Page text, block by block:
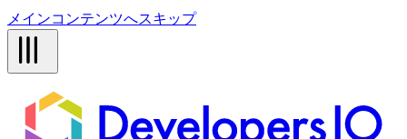
メインコンテンツへスキップ